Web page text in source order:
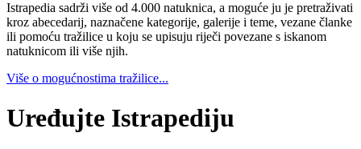
Istrapedia sadrži više od 4.000 natuknica, a moguće ju je pretraživati
kroz abecedarij, naznačene kategorije, galerije i teme, vezane članke
ili pomoću tražilice u koju se upisuju riječi povezane s iskanom
natuknicom ili više njih.
Više o mogućnostima tražilice...
Uređujte Istrapediju